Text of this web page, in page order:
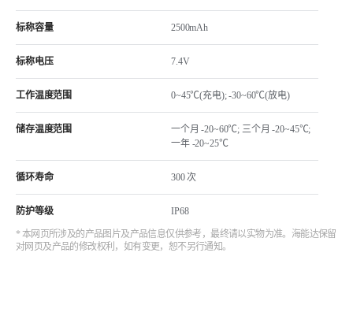
标称容量 2500mAh
标称电压 7.4V
工作温度范围 0~45℃(充电); -30~60℃(放电)
储存温度范围
一个月 -20~60℃; 三个月 -20~45℃;
一年 -20~25℃
循环寿命 300 次
防护等级 IP68
* 本网页所涉及的产品图片及产品信息仅供参考，最终请以实物为准。海能达保留
对网页及产品的修改权利，如有变更，恕不另行通知。